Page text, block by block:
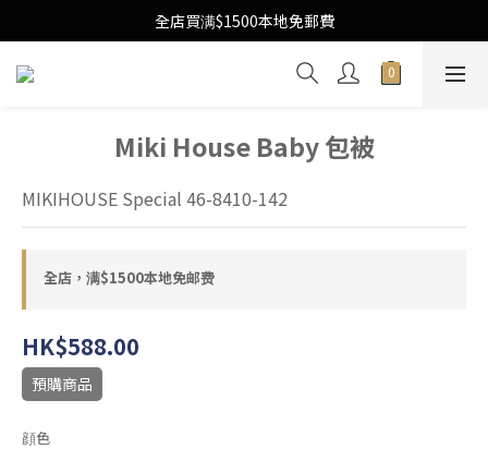
Free Local Shipping Upon $1500 purchase
全店買满$1500本地免郵費
Free Local Shipping Upon $1500 purchase
Miki House Baby 包被
MIKIHOUSE Special 46-8410-142
全店，满$1500本地免邮费
HK$588.00
預購商品
顔色